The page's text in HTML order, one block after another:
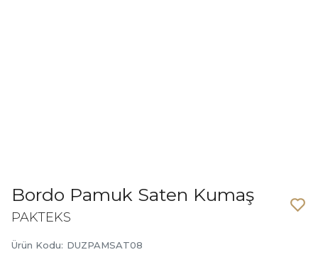
Bordo Pamuk Saten Kumaş
PAKTEKS
Ürün Kodu: DUZPAMSAT08